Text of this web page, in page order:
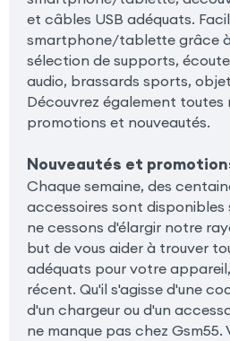
et câbles USB adéquats.
smartphone/tablette grâce
sélection de supports,
audio, brassards sports,
Découvrez également toutes
promotions et nouveautés.
Nouveautés et
Chaque semaine, des
accessoires sont disponibles
ne cessons d'élargir notre
but de vous aider à trouver
adéquats pour votre
récent. Qu'il s'agisse d'une
d'un chargeur ou d'un
ne manque pas chez Gsm55.